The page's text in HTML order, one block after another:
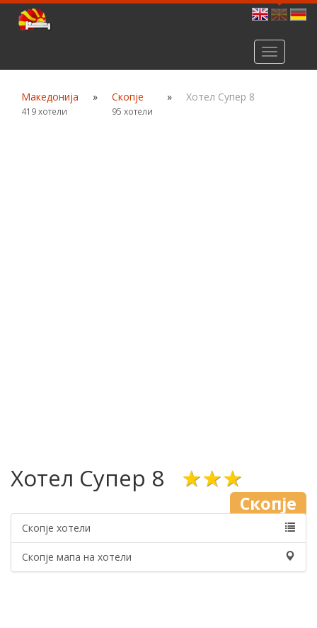
Toggle
navigation
Македонија
419 хотели
» Скопје
95 хотели
» Хотел Супер 8
Хотел Супер 8 ★★★
Скопје
Скопје хотели
Скопје мапа на хотели